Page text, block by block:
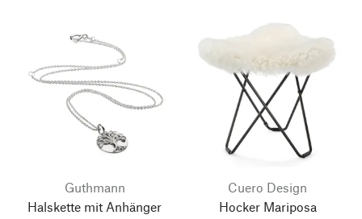
Guthmann
Halskette mit Anhänger
Cuero Design
Hocker Mariposa